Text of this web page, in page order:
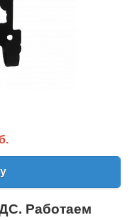
Работаем